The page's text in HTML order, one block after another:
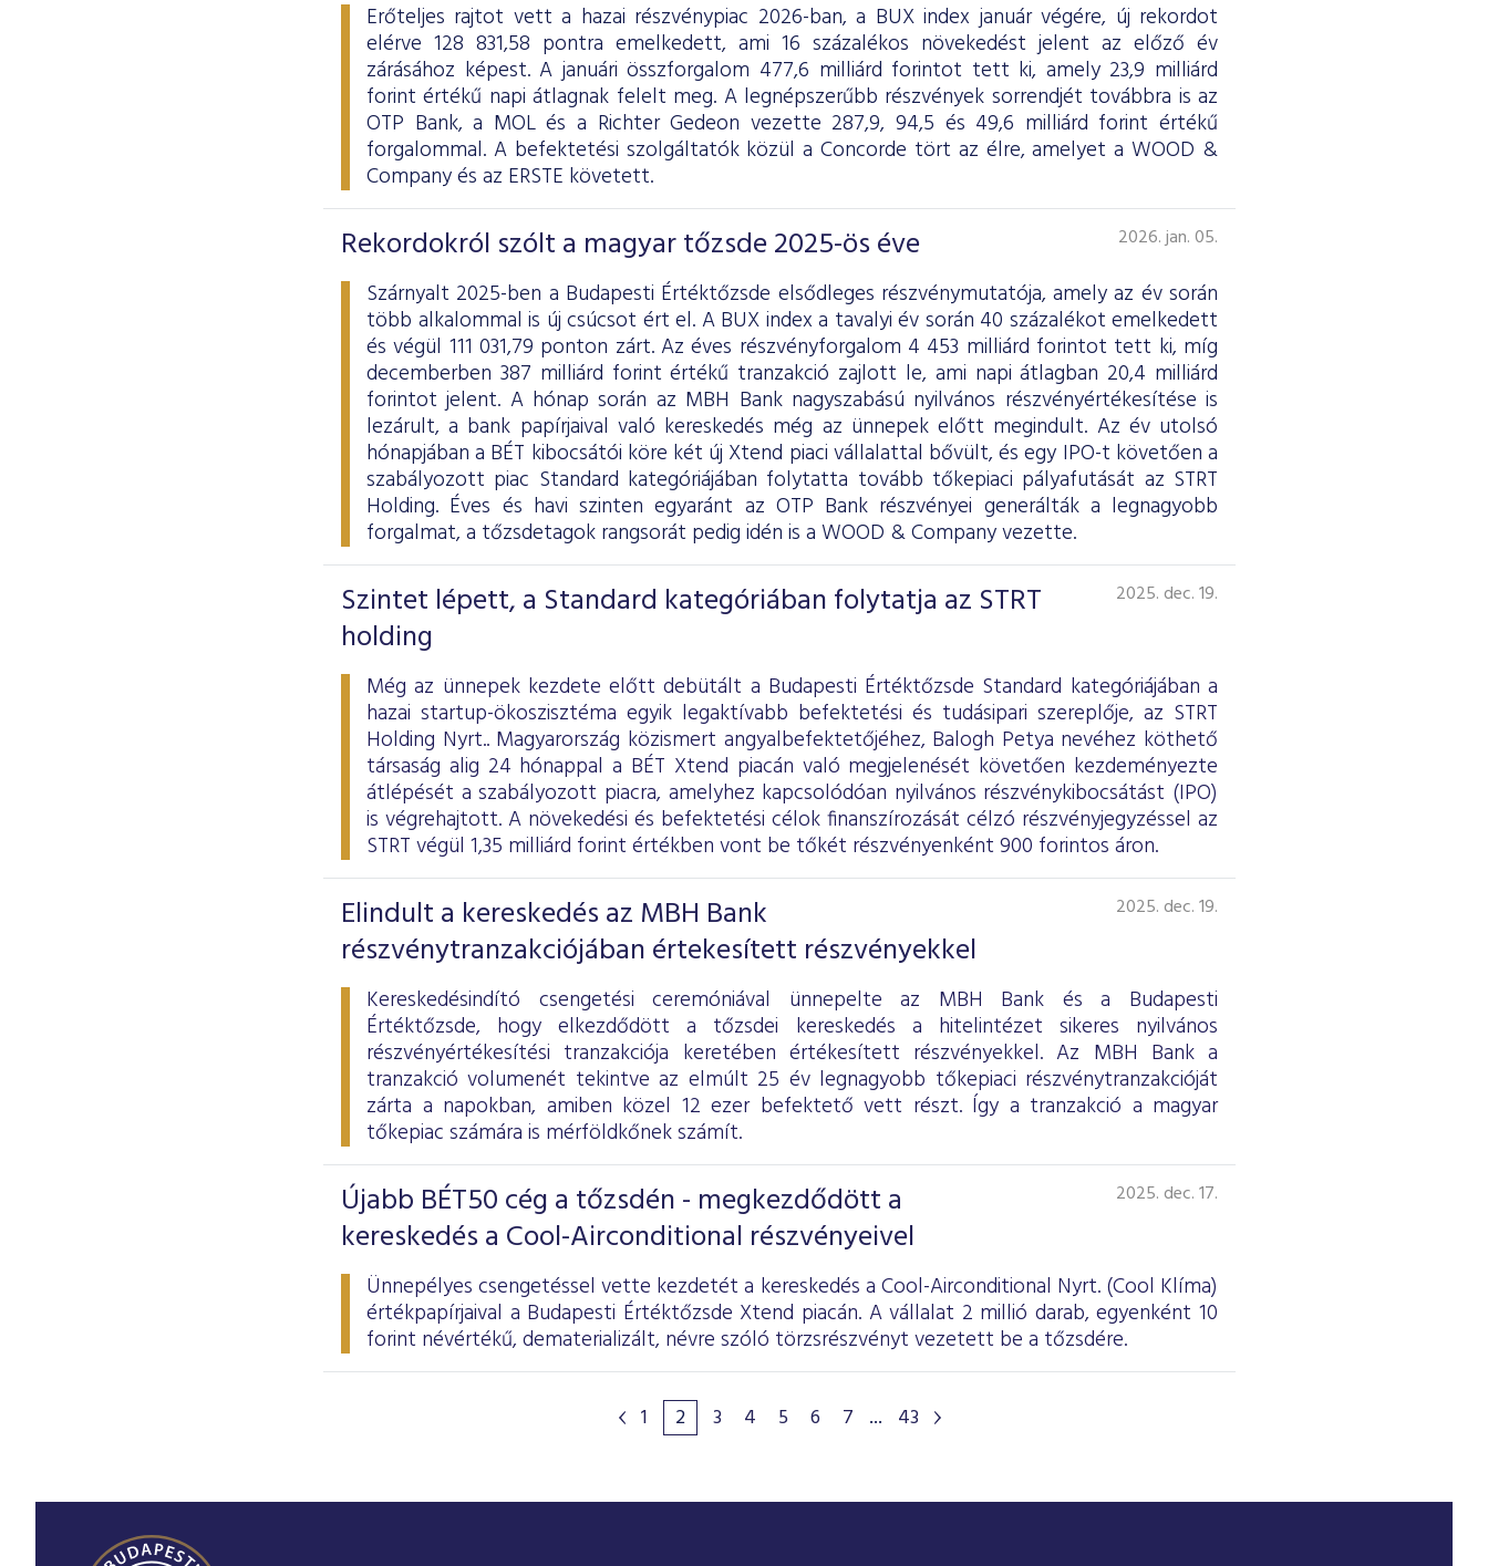
Erőteljes rajtot vett a hazai részvénypiac 2026-ban, a BUX index január végére, új rekordot
elérve 128 831,58 pontra emelkedett, ami 16 százalékos növekedést jelent az előző év
zárásához képest. A januári összforgalom 477,6 milliárd forintot tett ki, amely 23,9 milliárd
forint értékű napi átlagnak felelt meg. A legnépszerűbb részvények sorrendjét továbbra is az
OTP Bank, a MOL és a Richter Gedeon vezette 287,9, 94,5 és 49,6 milliárd forint értékű
forgalommal. A befektetési szolgáltatók közül a Concorde tört az élre, amelyet a WOOD &
Company és az ERSTE követett.
Rekordokról szólt a magyar tőzsde 2025-ös éve 2026. jan. 05.
Szárnyalt 2025-ben a Budapesti Értéktőzsde elsődleges részvénymutatója, amely az év során
több alkalommal is új csúcsot ért el. A BUX index a tavalyi év során 40 százalékot emelkedett
és végül 111 031,79 ponton zárt. Az éves részvényforgalom 4 453 milliárd forintot tett ki, míg
decemberben 387 milliárd forint értékű tranzakció zajlott le, ami napi átlagban 20,4 milliárd
forintot jelent. A hónap során az MBH Bank nagyszabású nyilvános részvényértékesítése is
lezárult, a bank papírjaival való kereskedés még az ünnepek előtt megindult. Az év utolsó
hónapjában a BÉT kibocsátói köre két új Xtend piaci vállalattal bővült, és egy IPO-t követően a
szabályozott piac Standard kategóriájában folytatta tovább tőkepiaci pályafutását az STRT
Holding. Éves és havi szinten egyaránt az OTP Bank részvényei generálták a legnagyobb
forgalmat, a tőzsdetagok rangsorát pedig idén is a WOOD & Company vezette.
Szintet lépett, a Standard kategóriában folytatja az STRT
holding
2025. dec. 19.
Még az ünnepek kezdete előtt debütált a Budapesti Értéktőzsde Standard kategóriájában a
hazai startup-ökoszisztéma egyik legaktívabb befektetési és tudásipari szereplője, az STRT
Holding Nyrt.. Magyarország közismert angyalbefektetőjéhez, Balogh Petya nevéhez köthető
társaság alig 24 hónappal a BÉT Xtend piacán való megjelenését követően kezdeményezte
átlépését a szabályozott piacra, amelyhez kapcsolódóan nyilvános részvénykibocsátást (IPO)
is végrehajtott. A növekedési és befektetési célok finanszírozását célzó részvényjegyzéssel az
STRT végül 1,35 milliárd forint értékben vont be tőkét részvényenként 900 forintos áron.
Elindult a kereskedés az MBH Bank
részvénytranzakciójában értekesített részvényekkel
2025. dec. 19.
Kereskedésindító csengetési ceremóniával ünnepelte az MBH Bank és a Budapesti
Értéktőzsde, hogy elkezdődött a tőzsdei kereskedés a hitelintézet sikeres nyilvános
részvényértékesítési tranzakciója keretében értékesített részvényekkel. Az MBH Bank a
tranzakció volumenét tekintve az elmúlt 25 év legnagyobb tőkepiaci részvénytranzakcióját
zárta a napokban, amiben közel 12 ezer befektető vett részt. Így a tranzakció a magyar
tőkepiac számára is mérföldkőnek számít.
Újabb BÉT50 cég a tőzsdén - megkezdődött a
kereskedés a Cool-Airconditional részvényeivel
2025. dec. 17.
Ünnepélyes csengetéssel vette kezdetét a kereskedés a Cool-Airconditional Nyrt. (Cool Klíma)
értékpapírjaival a Budapesti Értéktőzsde Xtend piacán. A vállalat 2 millió darab, egyenként 10
forint névértékű, dematerializált, névre szóló törzsrészvényt vezetett be a tőzsdére.
1 2 3 4 5 6 7 ... 43